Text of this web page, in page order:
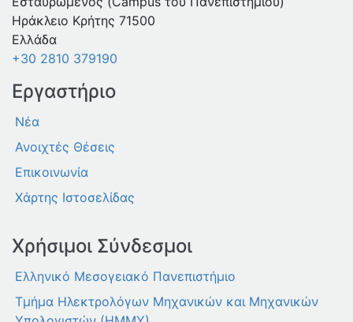
Ηράκλειο Κρήτης 71500
Ελλάδα
+30 2810 379190
Εργαστήριο
Νέα
Ανοιχτές Θέσεις
Επικοινωνία
Χάρτης Ιστοσελίδας
Χρήσιμοι Σύνδεσμοι
Ελληνικό Μεσογειακό Πανεπιστήμιο
Τμήμα Ηλεκτρολόγων Μηχανικών και Μηχανικών